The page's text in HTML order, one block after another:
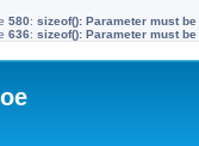
580: sizeof(): Parameter must
636: sizeof(): Parameter must